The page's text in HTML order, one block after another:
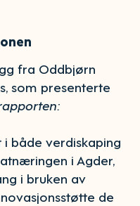
fra Oddbjørn
som presenterte
både verdiskaping
i Agder,
i bruken av
de